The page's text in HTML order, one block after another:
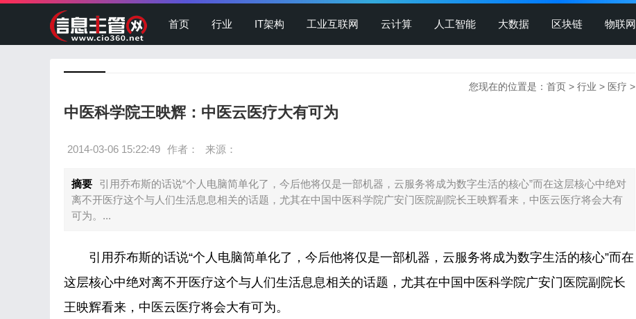
首页 行业 IT架构 工业互联网 云计算 人工智能 大数据 区块链 物联网
您现在的位置是： 首页 > 行业 > 医疗 >
中医科学院王映辉：中医云医疗大有可为
2014-03-06 15:22:49 作者： 来源：
摘要
引用乔布斯的话说“个人电脑简单化了，今后他将仅是一部机器，云服务将成为数字生活的核心”而在这层核心中绝对
离不开医疗这个与人们生活息息相关的话题，尤其在中国中医科学院广安门医院副院长王映辉看来，中医云医疗将会大有
可为。...
引用乔布斯的话说“个人电脑简单化了，今后他将仅是一部机器，云服务将成为数字生活的核心”而在
这层核心中绝对离不开医疗这个与人们生活息息相关的话题，尤其在中国中医科学院广安门医院副院长
王映辉看来，中医云医疗将会大有可为。